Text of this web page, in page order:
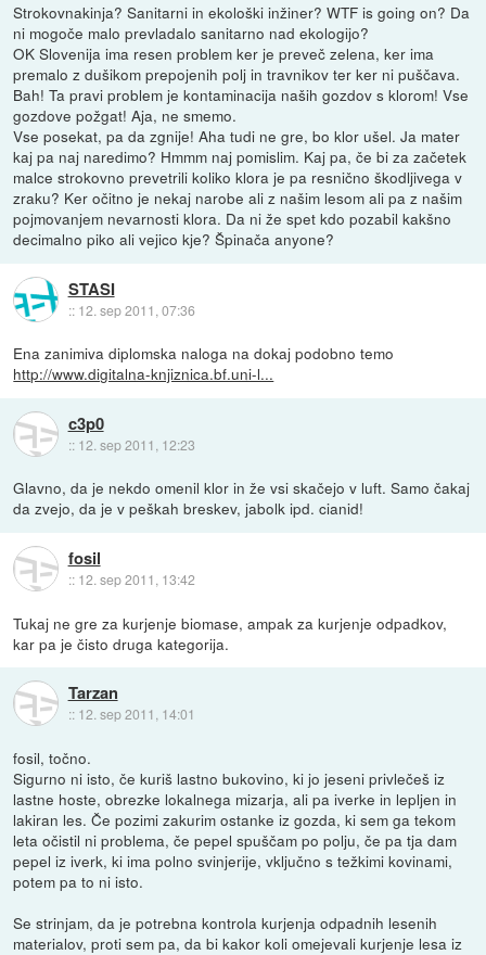
Strokovnakinja? Sanitarni in ekološki inžiner? WTF is going on? Da
ni mogoče malo prevladalo sanitarno nad ekologijo?
OK Slovenija ima resen problem ker je preveč zelena, ker ima
premalo z dušikom prepojenih polj in travnikov ter ker ni puščava.
Bah! Ta pravi problem je kontaminacija naših gozdov s klorom! Vse
gozdove požgat! Aja, ne smemo.
Vse posekat, pa da zgnije! Aha tudi ne gre, bo klor ušel. Ja mater
kaj pa naj naredimo? Hmmm naj pomislim. Kaj pa, če bi za začetek
malce strokovno prevetrili koliko klora je pa resnično škodljivega v
zraku? Ker očitno je nekaj narobe ali z našim lesom ali pa z našim
pojmovanjem nevarnosti klora. Da ni že spet kdo pozabil kakšno
decimalno piko ali vejico kje? Špinača anyone?
STASI
:: 12. sep 2011, 07:36
Ena zanimiva diplomska naloga na dokaj podobno temo
http://www.digitalna-knjiznica.bf.uni-l...
c3p0
:: 12. sep 2011, 12:23
Glavno, da je nekdo omenil klor in že vsi skačejo v luft. Samo čakaj
da zvejo, da je v peškah breskev, jabolk ipd. cianid!
fosil
:: 12. sep 2011, 13:42
Tukaj ne gre za kurjenje biomase, ampak za kurjenje odpadkov,
kar pa je čisto druga kategorija.
Tarzan
:: 12. sep 2011, 14:01
fosil, točno.
Sigurno ni isto, če kuriš lastno bukovino, ki jo jeseni privlečeš iz
lastne hoste, obrezke lokalnega mizarja, ali pa iverke in lepljen in
lakiran les. Če pozimi zakurim ostanke iz gozda, ki sem ga tekom
leta očistil ni problema, če pepel spuščam po polju, če pa tja dam
pepel iz iverk, ki ima polno svinjerije, vključno s težkimi kovinami,
potem pa to ni isto.
Se strinjam, da je potrebna kontrola kurjenja odpadnih lesenih
materialov, proti sem pa, da bi kakor koli omejevali kurjenje lesa iz